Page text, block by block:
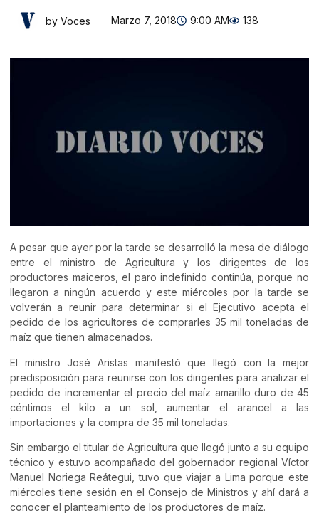
by Voces Marzo 7, 2018 9:00 AM 138
A pesar que ayer por la tarde se desarrolló la mesa de diálogo
entre el ministro de Agricultura y los dirigentes de los
productores maiceros, el paro indefinido continúa, porque no
llegaron a ningún acuerdo y este miércoles por la tarde se
volverán a reunir para determinar si el Ejecutivo acepta el
pedido de los agricultores de comprarles 35 mil toneladas de
maíz que tienen almacenados.
El ministro José Aristas manifestó que llegó con la mejor
predisposición para reunirse con los dirigentes para analizar el
pedido de incrementar el precio del maíz amarillo duro de 45
céntimos el kilo a un sol, aumentar el arancel a las
importaciones y la compra de 35 mil toneladas.
Sin embargo el titular de Agricultura que llegó junto a su equipo
técnico y estuvo acompañado del gobernador regional Víctor
Manuel Noriega Reátegui, tuvo que viajar a Lima porque este
miércoles tiene sesión en el Consejo de Ministros y ahí dará a
conocer el planteamiento de los productores de maíz.